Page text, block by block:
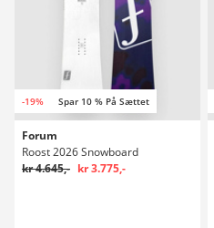
-19% Spar 10 % På Sættet
Forum
Roost 2026 Snowboard
kr 4.645,- kr 3.775,-